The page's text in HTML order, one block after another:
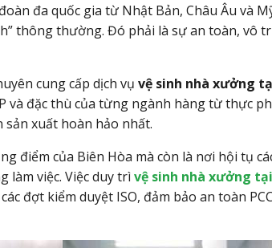
đa quốc gia từ Nhật Bản, Châu Âu và
thông thường. Đó phải là sự an toàn, vô
cung cấp dịch vụ vệ sinh nhà xưởng
và đặc thù của từng ngành hàng từ thực
xuất hoàn hảo nhất.
điểm của Biên Hòa mà còn là nơi hội tụ
làm việc. Việc duy trìvệ sinh nhà xưởng
đợt kiểm duyệt ISO, đảm bảo an toàn